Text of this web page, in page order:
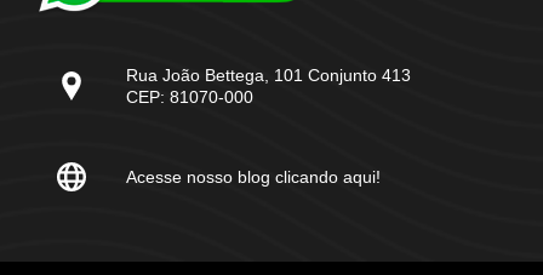
Rua João Bettega, 101 Conjunto 413
CEP: 81070-000
Acesse nosso blog clicando aqui!